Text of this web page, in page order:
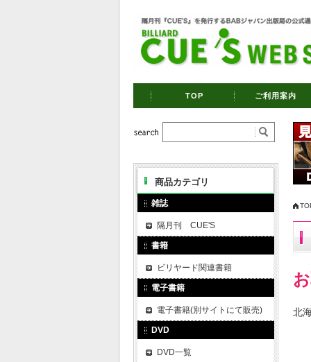
TOP ご利用案内
北
商品カテゴリ
雑誌
隔月刊 CUE'S
書籍
ビリヤード関連書籍
電子書籍
電子書籍(別サイトにて販売)
DVD
DVD一覧